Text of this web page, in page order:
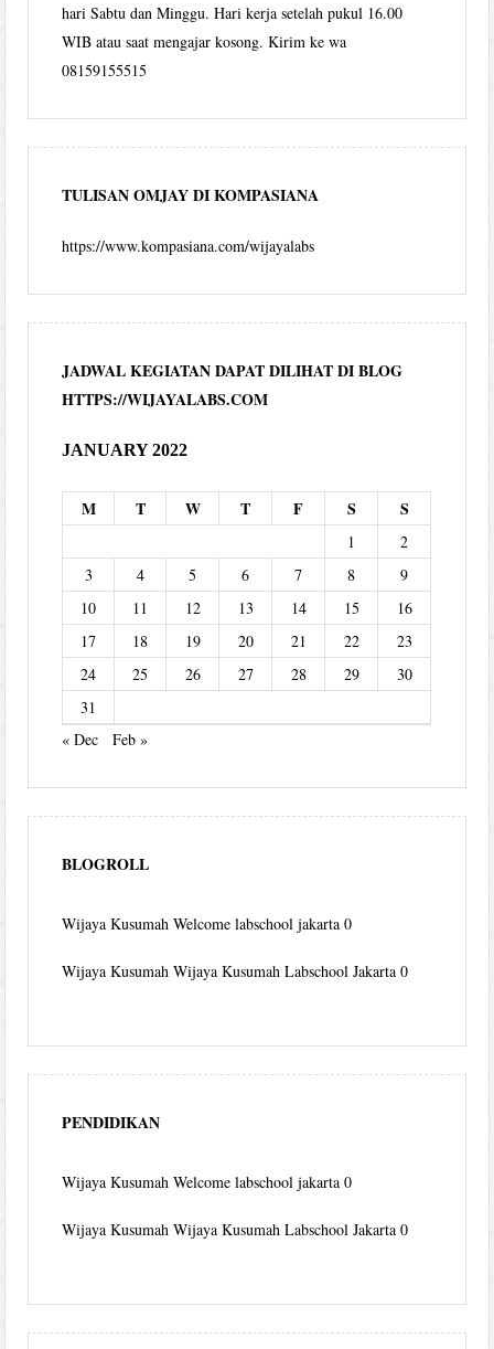
hari Sabtu dan Minggu. Hari kerja setelah pukul 16.00
WIB atau saat mengajar kosong. Kirim ke wa
08159155515
TULISAN OMJAY DI KOMPASIANA
https://www.kompasiana.com/wijayalabs
JADWAL KEGIATAN DAPAT DILIHAT DI BLOG
HTTPS://WIJAYALABS.COM
JANUARY 2022
M T W T F S S
1
2
3
4 5 6 7 8
9
10
11 12 13 14 15
16
17
18 19 20 21 22
23
24
25 26 27 28 29
30
31
« Dec
Feb »
BLOGROLL
Wijaya Kusumah Welcome labschool jakarta 0
Wijaya Kusumah Wijaya Kusumah Labschool Jakarta 0
PENDIDIKAN
Wijaya Kusumah Welcome labschool jakarta 0
Wijaya Kusumah Wijaya Kusumah Labschool Jakarta 0